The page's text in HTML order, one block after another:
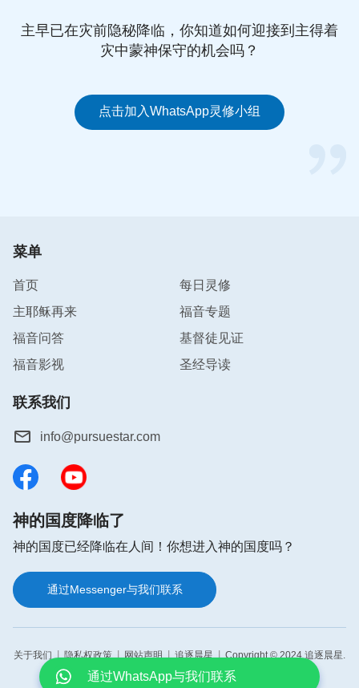
神，在人中间贯穿神的话，人与人和睦同居，都活在
神的看顾、保守之下，地上充满和谐之气，没有撒但
都是犹如天使一样，单纯、活泼，不曾向神发怨言，
只为神在地的荣耀而献上自己的所能。”她又看到一
够饶恕人的过犯，有了这几条原则我们才能与人建立
起正常的关系，达到和睦相处。”
人再凭撒但败坏性情活着，而是在临到的一切事上都
能寻求真理，能根据神的话看人看事，以神的话为做
人的准则。人与人之间要想建立正常的人际关系，就
得互相有沟通，彼此能敞开交心，都能凭神的话活
着。就算别人做了对不起自己的事，也要学会饶恕
们身上得着荣耀了，我们就成为合神心意的人了。宇
入公司，她不会拥有这份工作；自己对业务不熟悉
时，若不是好友手把手地教她、鼓励她，她不会有今
天的成就。而今天好友一时做出伤害自己利益的事，
自己却不能理解好友、饶恕好友，这对人也没有包
再次倾心交流，将自己最近的收获和所得的与好友一
起分享。宇心找到了实行路途，心情舒畅了很多，不
主早已在灾前隐秘降临，你知道如何迎接到主得着
灾中蒙神保守的机会吗？
点击加入WhatsApp灵修小组
菜单
首页
每日灵修
主耶稣再来
福音专题
福音问答
基督徒见证
福音影视
圣经导读
联系我们
info@pursuestar.com
神的国度降临了
神的国度已经降临在人间！你想进入神的国度吗？
通过Messenger与我们联系
关于我们 隐私权政策 网站声明 追逐晨星
Copyright © 2024 追逐晨星.
All rights reserved.
迷茫，欢迎免费参加在线布道，你将会得到
A．如何迎接主的再来
B．如何脱罪进天国
C．如何亲近神
D．
如何依靠神有信心
E．如何祷告蒙神垂听
通过WhatsApp与我们联系